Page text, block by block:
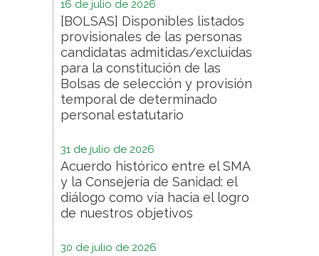
16 de julio de 2026
[BOLSAS] Disponibles listados
provisionales de las personas
candidatas admitidas/excluidas
para la constitución de las
Bolsas de selección y provisión
temporal de determinado
personal estatutario
31 de julio de 2026
Acuerdo histórico entre el SMA
y la Consejería de Sanidad: el
diálogo como vía hacia el logro
de nuestros objetivos
30 de julio de 2026